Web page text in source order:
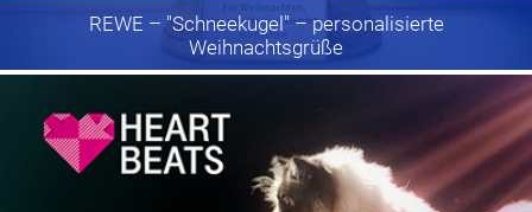
REWE – "Schneekugel" – personalisierte
Weihnachtsgrüße